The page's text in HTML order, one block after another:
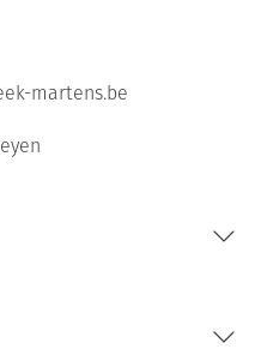
martens.be